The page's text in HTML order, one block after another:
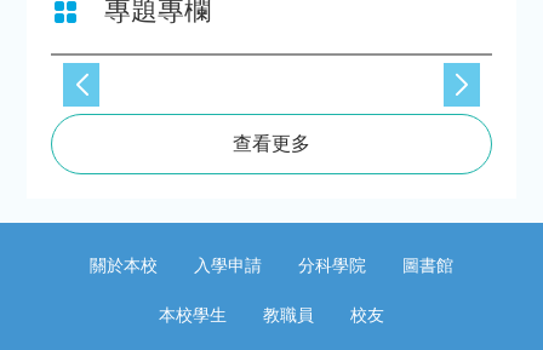
專題專欄
查看更多
關於本校 入學申請 分科學院 圖書館
本校學生 教職員 校友